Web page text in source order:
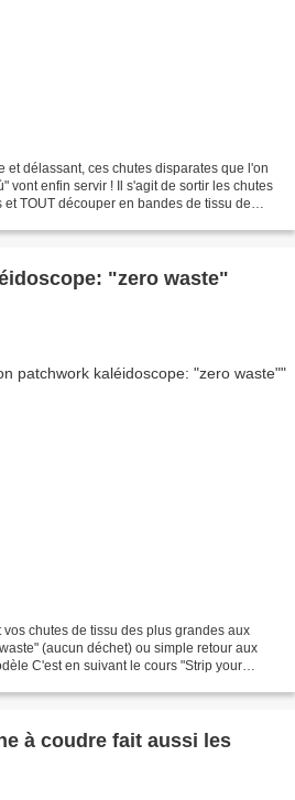
et délassant, ces chutes disparates que l'on
vont enfin servir ! Il s'agit de sortir les chutes
TOUT découper en bandes de tissu de
"zero waste"
chutes de tissu des plus grandes aux
(aucun déchet) ou simple retour aux
C'est en suivant le cours "Strip your
à coudre fait aussi les